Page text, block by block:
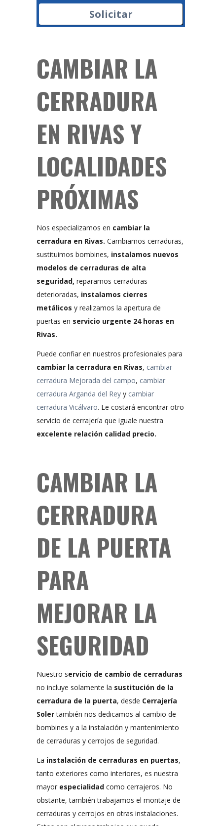
Solicitar
CAMBIAR LA
CERRADURA
EN RIVAS Y
LOCALIDADES
PRÓXIMAS
Nos especializamos en cambiar la
cerradura en Rivas. Cambiamos cerraduras,
sustituimos bombines, instalamos nuevos
modelos de cerraduras de alta
seguridad, reparamos cerraduras
deterioradas, instalamos cierres
metálicos y realizamos la apertura de
puertas en servicio urgente 24 horas en
Rivas.
Puede confiar en nuestros profesionales para
cambiar la cerradura en Rivas, cambiar
cerradura Mejorada del campo, cambiar
cerradura Arganda del Rey y cambiar
cerradura Vicálvaro. Le costará encontrar otro
servicio de cerrajería que iguale nuestra
excelente relación calidad precio.
CAMBIAR LA
CERRADURA
DE LA PUERTA
PARA
MEJORAR LA
SEGURIDAD
Nuestro servicio de cambio de cerraduras
no incluye solamente la sustitución de la
cerradura de la puerta, desde Cerrajería
Solertambién nos dedicamos al cambio de
bombines y a la instalación y mantenimiento
de cerraduras y cerrojos de seguridad.
La instalación de cerraduras en puertas,
tanto exteriores como interiores, es nuestra
mayor especialidad como cerrajeros. No
obstante, también trabajamos el montaje de
cerraduras y cerrojos en otras instalaciones.